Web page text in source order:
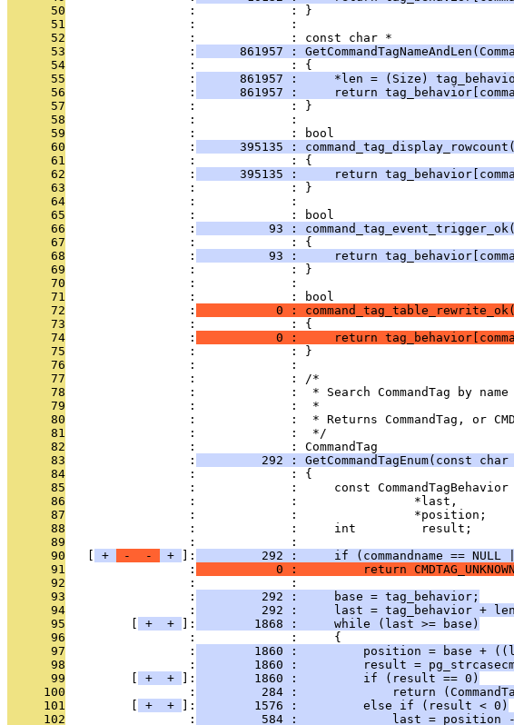
      50
                 :             : }
      51
                 :             :
      52
                 :             : const char *
      53
                 :
861957 :
      54
                 :             : {
      55
                 :
861957 :     *len = (Size)
      56
                 :
861957 :     return
      57
                 :             : }
      58
                 :             :
      59
                 :             : bool
      60
                 :
395135 :
      61
                 :             : {
      62
                 :
395135 :     return
      63
                 :             : }
      64
                 :             :
      65
                 :             : bool
      66
                 :
93 :
      67
                 :             : {
      68
                 :
93 :     return
      69
                 :             : }
      70
                 :             :
      71
                 :             : bool
      72
                 :
0 :
      73
                 :             : {
      74
                 :
0 :     return
      75
                 :             : }
      76
                 :             :
      77
                 :             : /*
      78
                 :             :  * Search CommandTag by name
      79
                 :             :  *
      80
:             :  * Returns CommandTag, or
      81
                 :             :  */
      82
                 :             : CommandTag
      83
                 :
292 : GetCommandTagEnum(const char
      84
                 :             : {
      85
:             :     const CommandTagBehavior
      86
                 :             :                *last,
      87
                 :             :                *position;
      88
                 :             :     int         result;
      89
                 :             :
      90
+ - - + ]:
292 :     if (commandname == NULL
      91
                 :
0 :         return
      92
                 :             :
      93
                 :
         292 :     base = tag_behavior;
      94
                 :
292 :     last = tag_behavior +
      95
+ + ]:
        1868 :     while (last >= base)
      96
                 :             :     {
      97
                 :
1860 :         position = base +
      98
                 :
1860 :         result =
      99
+ + ]:
        1860 :         if (result == 0)
     100
                 :
284 :             return
     101
+ + ]:
        1576 :         else if (result < 0)
     102
                 :
584 :             last = position